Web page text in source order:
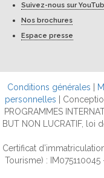
Suivez-nous sur
Nos brochures
Espace presse
Conditions générales
personnelles |
PROGRAMMES
BUT NON LUCRATIF, loi
Certificat
Tourisme) : IM075110045